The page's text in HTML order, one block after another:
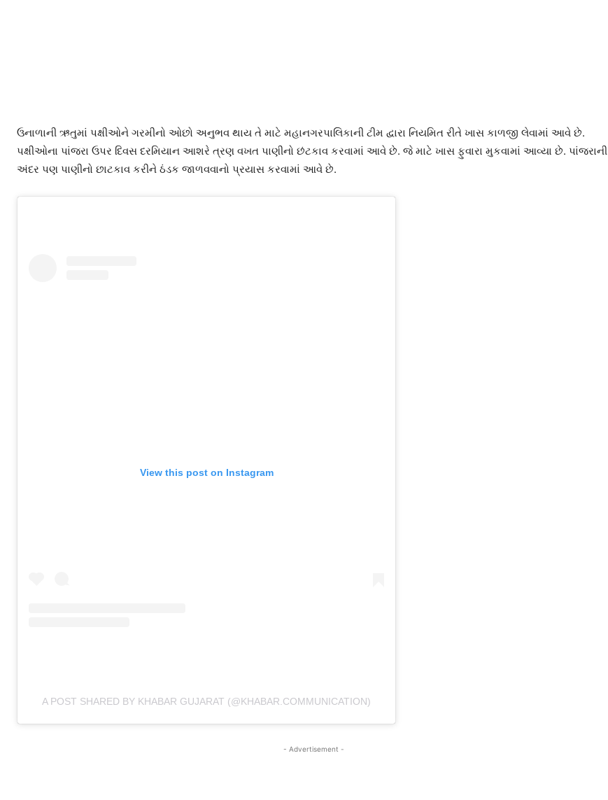
ઉનાળાની ઋતુમાં પક્ષીઓને ગરમીનો ઓછો અનુભવ થાય તે માટે મહાનગરપાલિકાની ટીમ દ્વારા નિયમિત રીતે ખાસ કાળજી લેવામાં આવે છે.
પક્ષીઓના પાંજરા ઉપર દિવસ દરમિયાન આશરે ત્રણ વખત પાણીનો છંટકાવ કરવામાં આવે છે. જે માટે ખાસ ફુવારા મુકવામાં આવ્યા છે. પાંજરાની
અંદર પણ પાણીનો છાટકાવ કરીને ઠંડક જાળવવાનો પ્રયાસ કરવામાં આવે છે.
View this post on Instagram
A POST SHARED BY KHABAR GUJARAT (@KHABAR.COMMUNICATION)
- Advertisement -